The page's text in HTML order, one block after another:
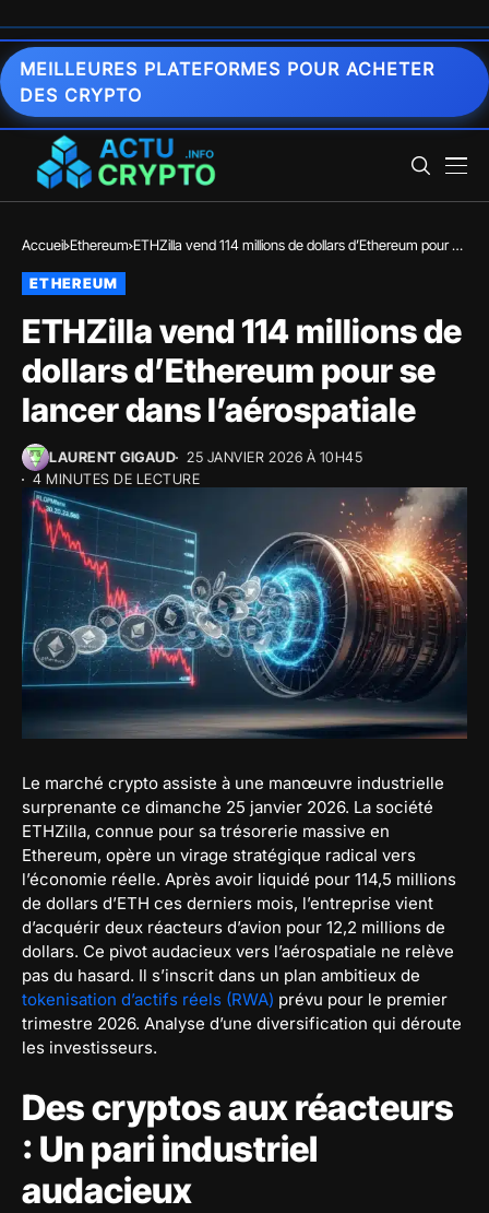
MEILLEURES PLATEFORMES POUR ACHETER
DES CRYPTO
Accueil Ethereum ETHZilla vend 114 millions de dollars d’Ethereum pour se
ETHEREUM
ETHZilla vend 114 millions de
dollars d’Ethereum pour se
lancer dans l’aérospatiale
LAURENT GIGAUD
25 JANVIER 2026 À 10H45
4 MINUTES DE LECTURE
Le marché crypto assiste à une manœuvre industrielle
surprenante ce dimanche 25 janvier 2026. La société
ETHZilla, connue pour sa trésorerie massive en
Ethereum, opère un virage stratégique radical vers
l’économie réelle. Après avoir liquidé pour 114,5 millions
de dollars d’ETH ces derniers mois, l’entreprise vient
d’acquérir deux réacteurs d’avion pour 12,2 millions de
dollars. Ce pivot audacieux vers l’aérospatiale ne relève
pas du hasard. Il s’inscrit dans un plan ambitieux de
tokenisation d’actifs réels (RWA) prévu pour le premier
trimestre 2026. Analyse d’une diversification qui déroute
les investisseurs.
Des cryptos aux réacteurs
: Un pari industriel
audacieux